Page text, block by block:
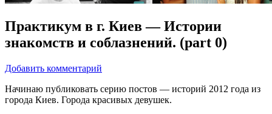
Практикум в г. Киев — Истории
знакомств и соблазнений. (part 0)
Добавить комментарий
Начинаю публиковать серию постов — историй 2012 года из
города Киев. Города красивых девушек.